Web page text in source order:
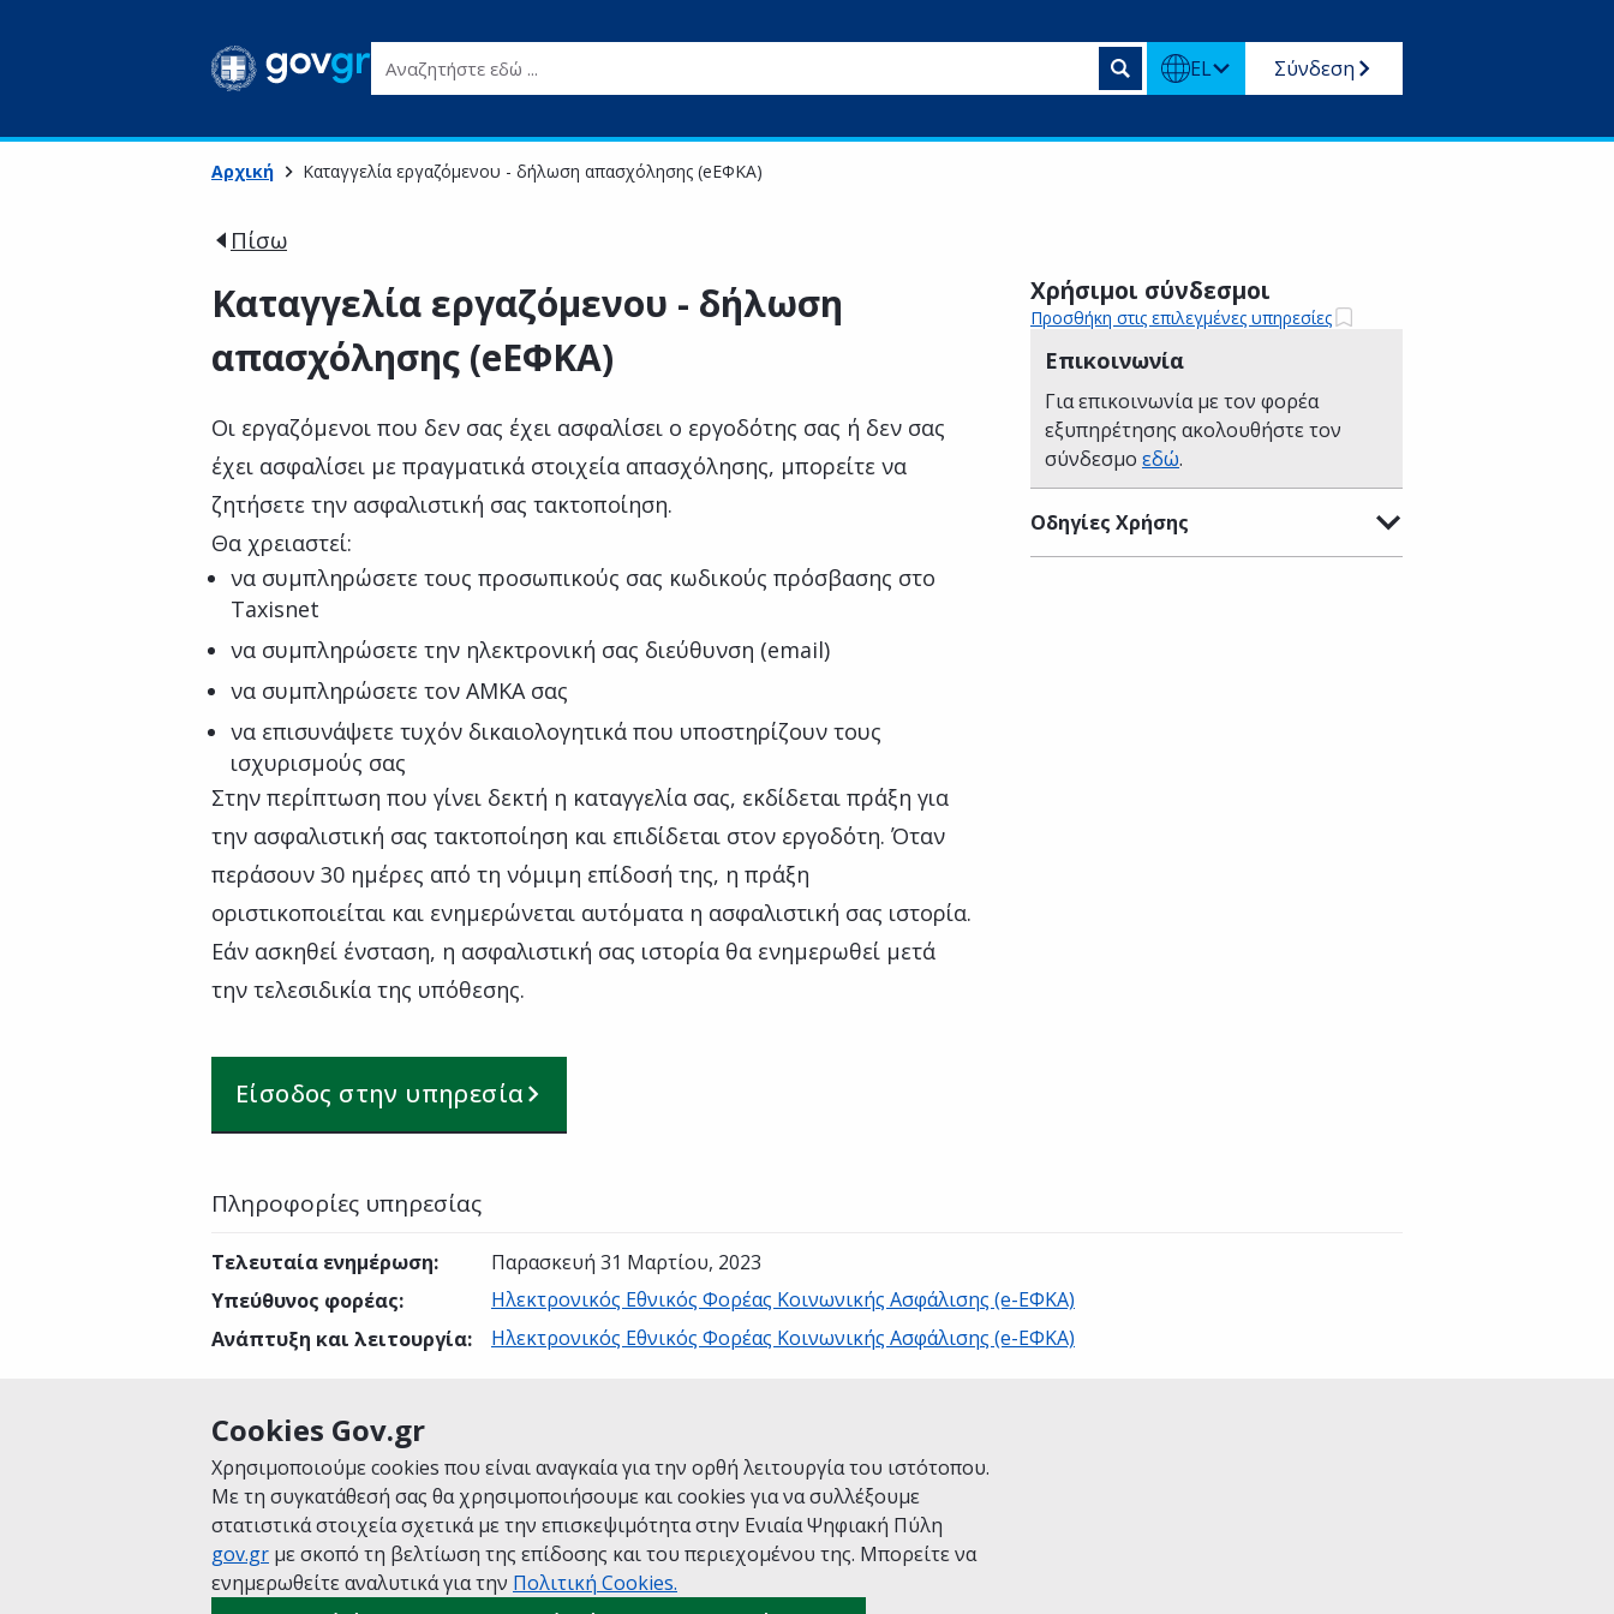
Cookies Gov.gr
Χρησιμοποιούμε cookies που είναι αναγκαία για την ορθή λειτουργία του ιστότοπου.
Με τη συγκατάθεσή σας θα χρησιμοποιήσουμε και cookies για να συλλέξουμε
στατιστικά στοιχεία σχετικά με την επισκεψιμότητα στην Ενιαία Ψηφιακή Πύλη
gov.gr με σκοπό τη βελτίωση της επίδοσης και του περιεχομένου της. Μπορείτε να
ενημερωθείτε αναλυτικά για την Πολιτική Cookies.
Αναζητήστε εδώ ... EL Σύνδεση
Αρχική Καταγγελία εργαζόμενου - δήλωση απασχόλησης (eΕΦΚΑ)
Πίσω
Καταγγελία εργαζόμενου - δήλωση
απασχόλησης (eΕΦΚΑ)
Οι εργαζόμενοι που δεν σας έχει ασφαλίσει ο εργοδότης σας ή δεν σας
έχει ασφαλίσει με πραγματικά στοιχεία απασχόλησης, μπορείτε να
ζητήσετε την ασφαλιστική σας τακτοποίηση.
Θα χρειαστεί:
να συμπληρώσετε τους προσωπικούς σας κωδικούς πρόσβασης στο
Taxisnet
να συμπληρώσετε την ηλεκτρονική σας διεύθυνση (email)
να συμπληρώσετε τον ΑΜΚΑ σας
να επισυνάψετε τυχόν δικαιολογητικά που υποστηρίζουν τους
ισχυρισμούς σας
Στην περίπτωση που γίνει δεκτή η καταγγελία σας, εκδίδεται πράξη για
την ασφαλιστική σας τακτοποίηση και επιδίδεται στον εργοδότη. Όταν
περάσουν 30 ημέρες από τη νόμιμη επίδοσή της, η πράξη
οριστικοποιείται και ενημερώνεται αυτόματα η ασφαλιστική σας ιστορία.
Εάν ασκηθεί ένσταση, η ασφαλιστική σας ιστορία θα ενημερωθεί μετά
την τελεσιδικία της υπόθεσης.
Είσοδος στην υπηρεσία
Χρήσιμοι σύνδεσμοι
Προσθήκη στις επιλεγμένες υπηρεσίες
Επικοινωνία
Για επικοινωνία με τον φορέα
εξυπηρέτησης ακολουθήστε τον
σύνδεσμο εδώ.
Οδηγίες Χρήσης
Πληροφορίες υπηρεσίας
Τελευταία ενημέρωση:
Παρασκευή 31 Μαρτίου, 2023
Υπεύθυνος φορέας:
Ηλεκτρονικός Εθνικός Φορέας Κοινωνικής Ασφάλισης (e-ΕΦΚΑ)
Ανάπτυξη και λειτουργία: Ηλεκτρονικός Εθνικός Φορέας Κοινωνικής Ασφάλισης (e-ΕΦΚΑ)
Είναι χρήσιμη αυτή η σελίδα;
ΑρχικήΣχετικά με το gov.grΌροι ΧρήσηςΠολιτική ΑπορρήτουΔήλωση προσβασιμότητας
Πολιτική cookiesΠροτάσεις για το gov.gr